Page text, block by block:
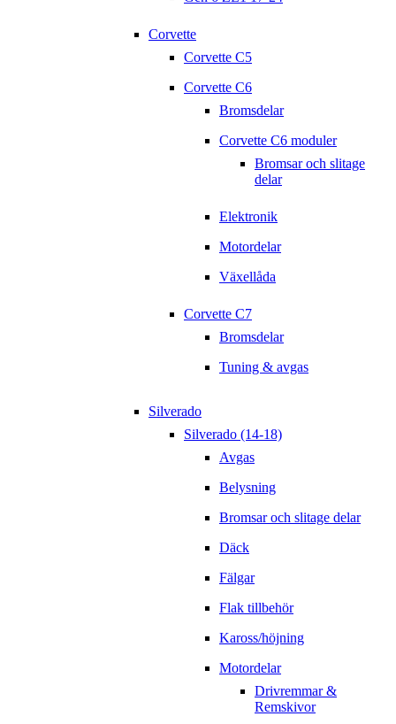
Corvette
Corvette C5
Corvette C6
Bromsdelar
Corvette C6 moduler
Bromsar och slitage
delar
Elektronik
Motordelar
Växellåda
Corvette C7
Bromsdelar
Tuning & avgas
Silverado
Silverado (14-18)
Avgas
Belysning
Bromsar och slitage delar
Däck
Fälgar
Flak tillbehör
Kaross/höjning
Motordelar
Drivremmar &
Remskivor